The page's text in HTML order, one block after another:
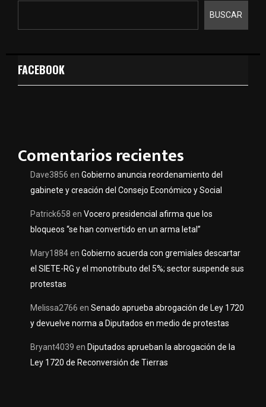
BUSCAR
FACEBOOK
Comentarios recientes
Dave3856 en Gobierno anuncia reordenamiento del
gabinete y creación del Consejo Económico y Social
Patrick658 en Vocero presidencial afirma que los
bloqueos “se han convertido en un arma letal”
Mary1884en Gobierno acuerda con gremiales descartar
el SIETE-RG y el monotributo del 5%; sector suspende sus
protestas
Melissa2766 en Senado aprueba abrogación de Ley 1720
y devuelve norma a Diputados en medio de protestas
Bryant4039 en Diputados aprueban la abrogación de la
Ley 1720 de Reconversión de Tierras